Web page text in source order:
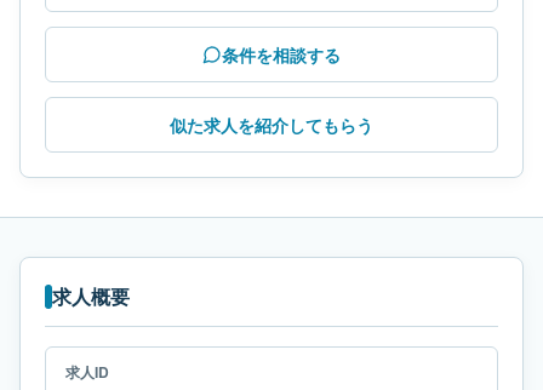
条件を相談する
似た求人を紹介してもらう
求人概要
求人ID